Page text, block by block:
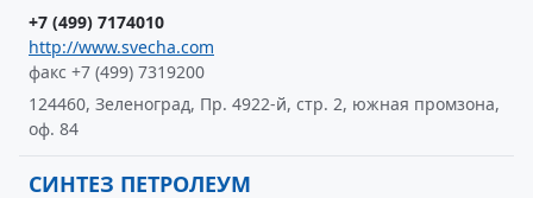
+7 (499) 7174010
http://www.svecha.com
факс +7 (499) 7319200
124460, Зеленоград, Пр. 4922-й, стр. 2, южная промзона,
оф. 84
СИНТЕЗ ПЕТРОЛЕУМ